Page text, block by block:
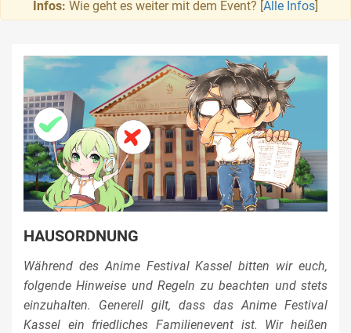
Infos: Wie geht es weiter mit dem Event? [Alle Infos]
HAUSORDNUNG
Während des Anime Festival Kassel bitten wir euch,
folgende Hinweise und Regeln zu beachten und stets
einzuhalten. Generell gilt, dass das Anime Festival
Kassel ein friedliches Familienevent ist. Wir heißen